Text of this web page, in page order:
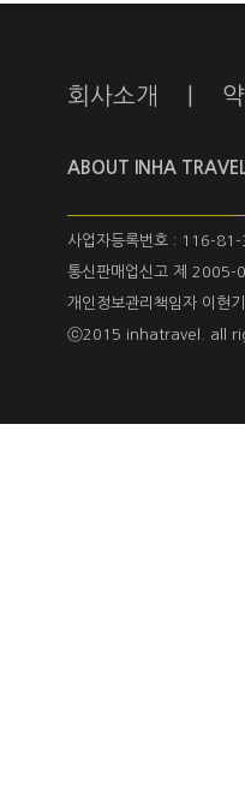
회사소개
ABOUT INHA
사업자등록번호 : 116-
통신판매업신고 제 2005-
개인정보관리책임자 이현기
ⓒ2015 inhatravel. all